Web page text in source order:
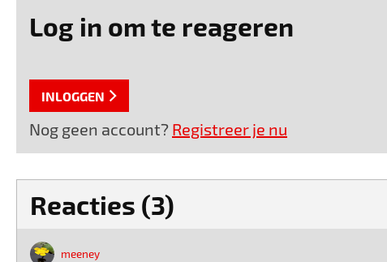
Log in om te reageren
INLOGGEN
Nog geen account? Registreer je nu
Reacties (3)
meeney